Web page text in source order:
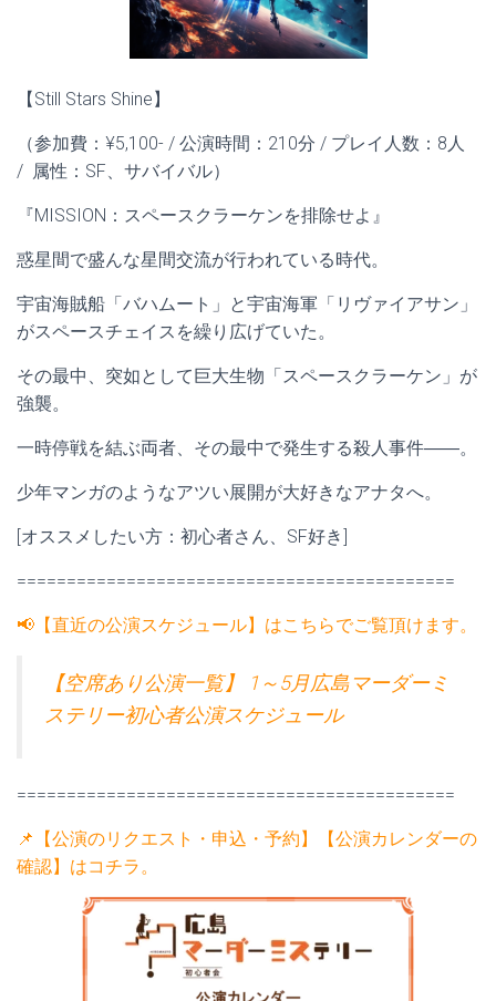
【Still Stars Shine】
（参加費：¥5,100- / 公演時間：210分 / プレイ人数：8人
/ 属性：SF、サバイバル）
『MISSION：スペースクラーケンを排除せよ』
惑星間で盛んな星間交流が行われている時代。
宇宙海賊船「バハムート」と宇宙海軍「リヴァイアサン」
がスペースチェイスを繰り広げていた。
その最中、突如として巨大生物「スペースクラーケン」が
強襲。
一時停戦を結ぶ両者、その最中で発生する殺人事件――。
少年マンガのようなアツい展開が大好きなアナタへ。
[オススメしたい方：初心者さん、SF好き]
============================================
📢【直近の公演スケジュール】はこちらでご覧頂けます。
【空席あり公演一覧】 1～5月広島マーダーミ
ステリー初心者公演スケジュール
============================================
📌【公演のリクエスト・申込・予約】【公演カレンダーの
確認】はコチラ。